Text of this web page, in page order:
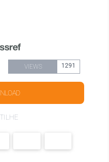
VIEWS 1291